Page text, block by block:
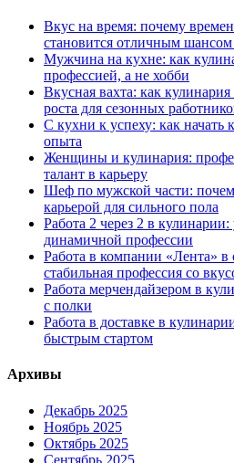
Вкус на время: почему
становится отличным
Мужчина на кухне: как
профессией, а не хобби
Вкусная вахта: как
роста для сезонных
С кухни к успеху: как начать
опыта
Женщины и кулинария:
талант в карьеру
Шеф по мужской части:
карьерой для сильного пола
Работа 2 через 2 в
динамичной профессии
Работа в компании «Лента» в
стабильная профессия со
Работа мерчендайзером в
с полки
Работа в доставке в
быстрым стартом
Архивы
Декабрь 2025
Ноябрь 2025
Октябрь 2025
Сентябрь 2025